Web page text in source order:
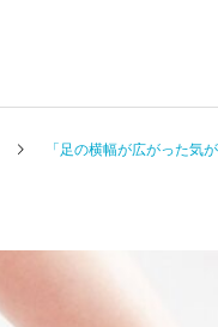
「足の横幅が広がった気